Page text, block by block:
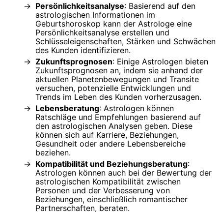
Persönlichkeitsanalyse: Basierend auf den
astrologischen Informationen im
Geburtshoroskop kann der Astrologe eine
Persönlichkeitsanalyse erstellen und
Schlüsseleigenschaften, Stärken und Schwächen
des Kunden identifizieren.
Zukunftsprognosen: Einige Astrologen bieten
Zukunftsprognosen an, indem sie anhand der
aktuellen Planetenbewegungen und Transite
versuchen, potenzielle Entwicklungen und
Trends im Leben des Kunden vorherzusagen.
Lebensberatung: Astrologen können
Ratschläge und Empfehlungen basierend auf
den astrologischen Analysen geben. Diese
können sich auf Karriere, Beziehungen,
Gesundheit oder andere Lebensbereiche
beziehen.
Kompatibilität und Beziehungsberatung:
Astrologen können auch bei der Bewertung der
astrologischen Kompatibilität zwischen
Personen und der Verbesserung von
Beziehungen, einschließlich romantischer
Partnerschaften, beraten.